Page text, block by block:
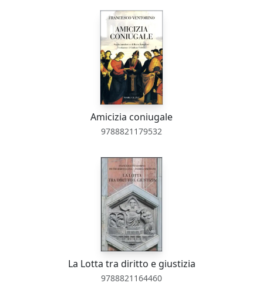
Amicizia coniugale
9788821179532
La Lotta tra diritto e giustizia
9788821164460